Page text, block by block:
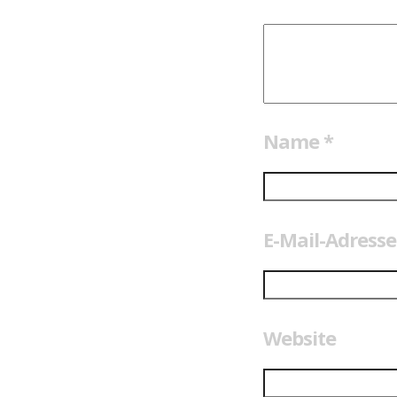
Name *
E-Mail-
Website